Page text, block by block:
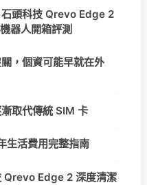
頭科技 Qrevo Edge 2
器人開箱評測
，個資可能早就在外
取代傳統 SIM 卡
生活費用完整指南
Qrevo Edge 2 深度清潔